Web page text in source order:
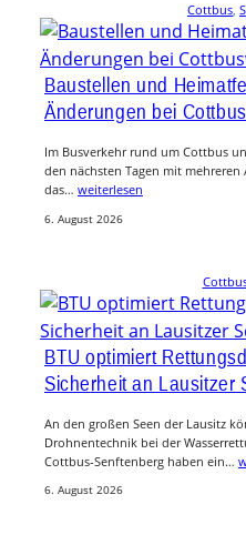
Cottbus,
Baustellen und
Änderungen bei
Im Busverkehr rund um Cottbus
den nächsten Tagen mit
das… weiterlesen
6. August 2026
BTU optimiert
Sicherheit an Lausitzer
An den großen Seen der Lausitz
Drohnentechnik bei der
Cottbus-Senftenberg haben ein…
6. August 2026